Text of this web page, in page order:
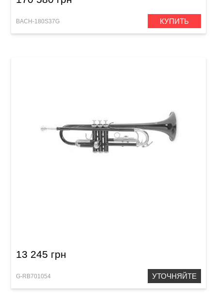
BACH-180S37G КУПИТЬ
13 245 грн
G-RB701054 УТОЧНЯЙТЕ